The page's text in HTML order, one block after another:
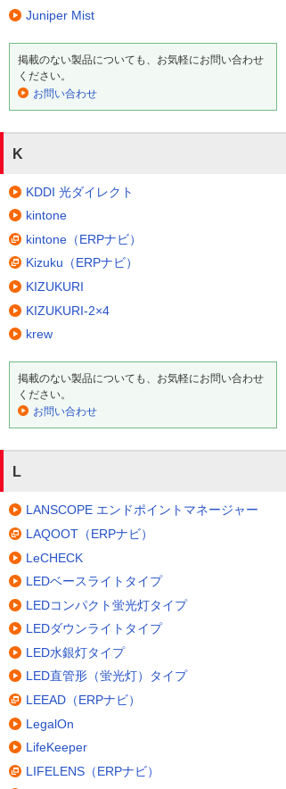
Juniper Mist
掲載のない製品についても、お気軽にお問い合わせ
ください。
お問い合わせ
K
KDDI 光ダイレクト
kintone
kintone（ERPナビ）
Kizuku（ERPナビ）
KIZUKURI
KIZUKURI-2×4
krew
掲載のない製品についても、お気軽にお問い合わせ
ください。
お問い合わせ
L
LANSCOPE エンドポイントマネージャー
LAQOOT（ERPナビ）
LeCHECK
LEDベースライトタイプ
LEDコンパクト蛍光灯タイプ
LEDダウンライトタイプ
LED水銀灯タイプ
LED直管形（蛍光灯）タイプ
LEEAD（ERPナビ）
LegalOn
LifeKeeper
LIFELENS（ERPナビ）